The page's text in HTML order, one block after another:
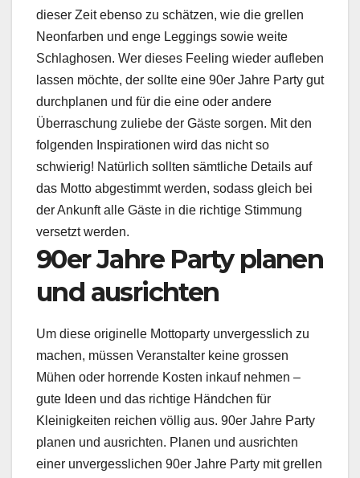
dieser Zeit ebenso zu schätzen, wie die grellen
Neonfarben und enge Leggings sowie weite
Schlaghosen. Wer dieses Feeling wieder aufleben
lassen möchte, der sollte eine 90er Jahre Party gut
durchplanen und für die eine oder andere
Überraschung zuliebe der Gäste sorgen. Mit den
folgenden Inspirationen wird das nicht so
schwierig! Natürlich sollten sämtliche Details auf
das Motto abgestimmt werden, sodass gleich bei
der Ankunft alle Gäste in die richtige Stimmung
versetzt werden.
90er Jahre Party planen
und ausrichten
Um diese originelle Mottoparty unvergesslich zu
machen, müssen Veranstalter keine grossen
Mühen oder horrende Kosten inkauf nehmen –
gute Ideen und das richtige Händchen für
Kleinigkeiten reichen völlig aus. 90er Jahre Party
planen und ausrichten. Planen und ausrichten
einer unvergesslichen 90er Jahre Party mit grellen